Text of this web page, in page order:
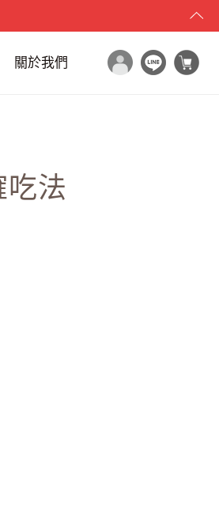
關於我們
法